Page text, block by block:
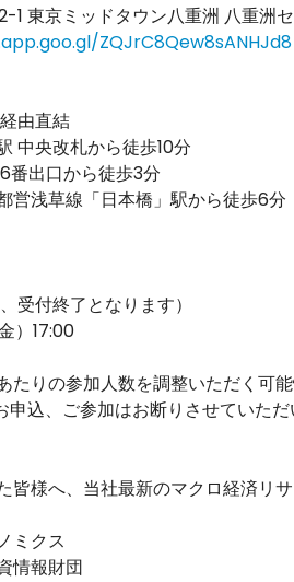
1 東京ミッドタウン八重洲 八重洲
ZQJrC8Qew8sANHJd8
由直結
中央改札から徒歩10分
番出口から徒歩3分
営浅草線「日本橋」駅から徒歩6分
受付終了となります）
）17:00
りの参加人数を調整いただく可
込、ご参加はお断りさせていただ
様へ、当社最新のマクロ経済リサ
ミクス
情報財団